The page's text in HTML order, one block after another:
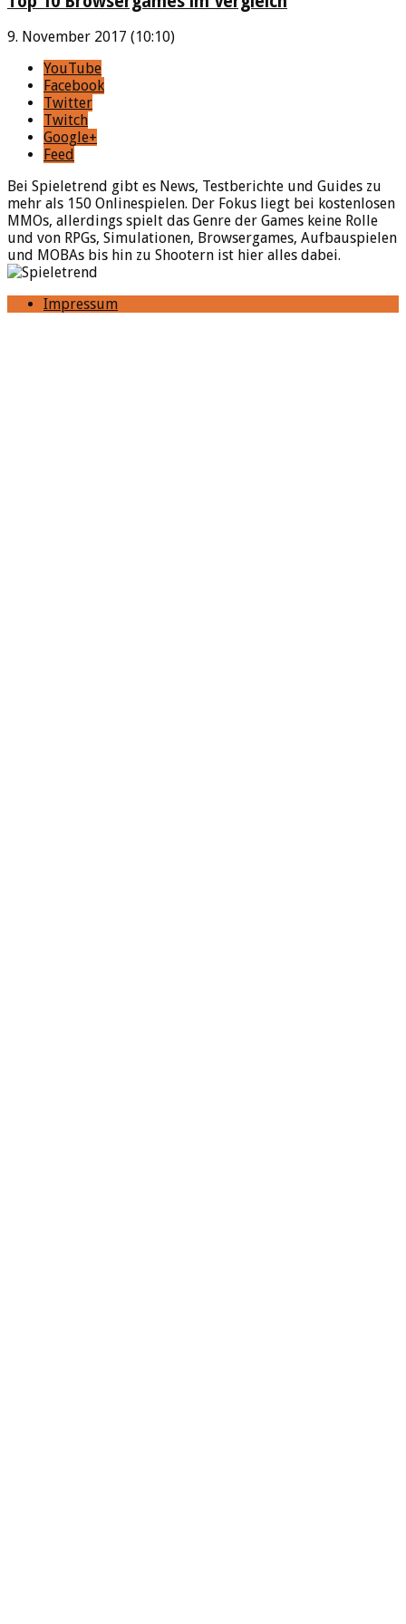
9. November 2017 (10:10)
YouTube
Facebook
Twitter
Twitch
Google+
Feed
Bei Spieletrend gibt es News, Testberichte und Guides zu
mehr als 150 Onlinespielen. Der Fokus liegt bei kostenlosen
MMOs, allerdings spielt das Genre der Games keine Rolle
und von RPGs, Simulationen, Browsergames, Aufbauspielen
und MOBAs bis hin zu Shootern ist hier alles dabei.
Impressum